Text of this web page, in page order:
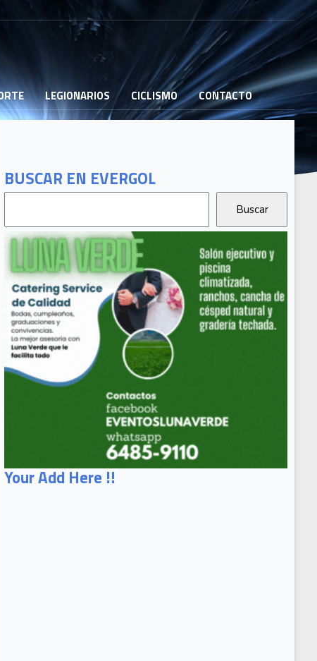
LEGIONARIOS CICLISMO CONTACTO
BUSCAR EN EVERGOL
Your Add Here !!